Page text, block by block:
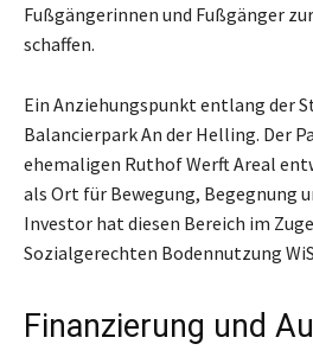
Fußgängerinnen und Fußgänger
schaffen.
Ein Anziehungspunkt entlang der
Balancierpark An der Helling. Der
ehemaligen Ruthof Werft Areal
als Ort für Bewegung, Begegnung
Investor hat diesen Bereich im
Sozialgerechten Bodennutzung
Finanzierung und